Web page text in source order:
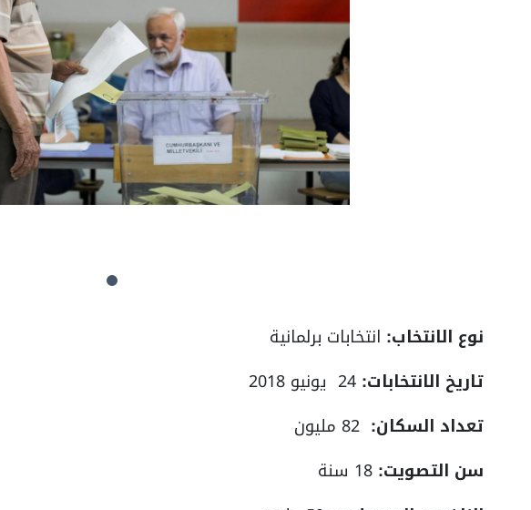
نوع الانتخاب: انتخابات برلمانية
تاريخ الانتخابات: 24 يونيو 2018
تعداد السكان:
سن التصويت: